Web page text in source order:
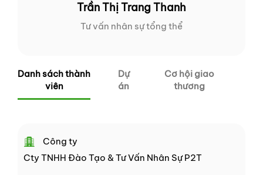
Trần Thị Trang Thanh
Tư vấn nhân sự tổng thể
Danh sách thành
viên
Dự
án
Cơ hội giao
thương
Công ty
Cty TNHH Đào Tạo & Tư Vấn Nhân Sự P2T